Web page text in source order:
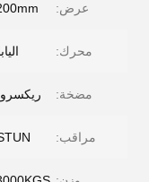
عرض:
محرك:
مضخة:
مراقب: